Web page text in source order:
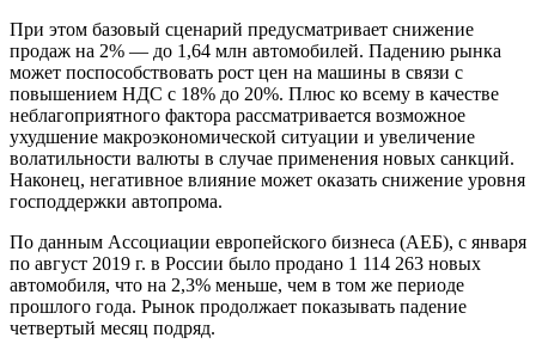
При этом базовый сценарий предусматривает снижение
продаж на 2% — до 1,64 млн автомобилей. Падению рынка
может поспособствовать рост цен на машины в связи с
повышением НДС с 18% до 20%. Плюс ко всему в качестве
неблагоприятного фактора рассматривается возможное
ухудшение макроэкономической ситуации и увеличение
волатильности валюты в случае применения новых санкций.
Наконец, негативное влияние может оказать снижение уровня
господдержки автопрома.
По данным Ассоциации европейского бизнеса (АЕБ), с января
по август 2019 г. в России было продано 1 114 263 новых
автомобиля, что на 2,3% меньше, чем в том же периоде
прошлого года. Рынок продолжает показывать падение
четвертый месяц подряд.